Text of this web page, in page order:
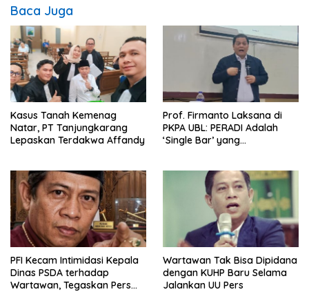
Baca Juga
Kasus Tanah Kemenag
Natar, PT Tanjungkarang
Lepaskan Terdakwa Affandy
Prof. Firmanto Laksana di
PKPA UBL: PERADI Adalah
‘Single Bar’ yang
PFI Kecam Intimidasi Kepala
Dinas PSDA terhadap
Wartawan, Tegaskan Pers
Wartawan Tak Bisa Dipidana
dengan KUHP Baru Selama
Jalankan UU Pers